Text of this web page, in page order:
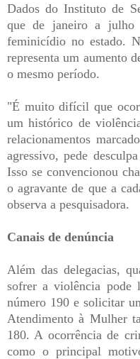
Dados do Instituto de
que de janeiro a julho
feminicídio no estado.
representa um aumento
o mesmo período.
"É muito difícil que
um histórico de
relacionamentos
agressivo, pede
Isso se convencionou
o agravante de que a
observa a pesquisadora.
Canais de denúncia
Além das delegacias,
sofrer a violência
número 190 e solicitar
Atendimento à Mulher
180. A ocorrência de
como o principal